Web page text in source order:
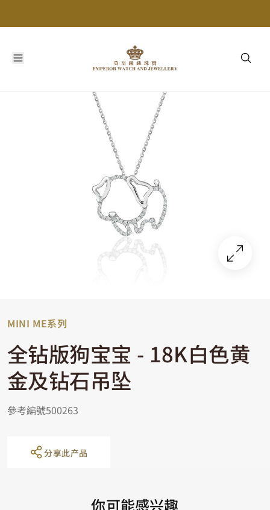
MINI ME系列
全钻版狗宝宝 - 18K白色黄
金及钻石吊坠
參考編號500263
分享此产品
你可能感兴趣